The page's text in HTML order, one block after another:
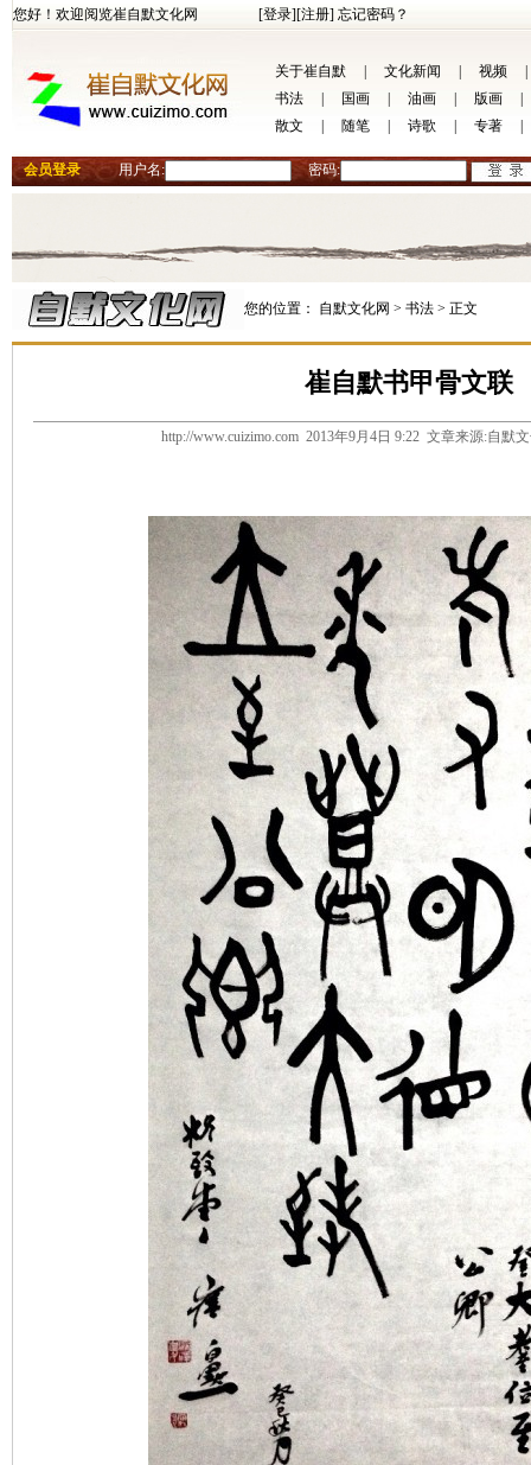
您好！欢迎阅览崔自默文化网 [登录][注册] 忘记密码？
关于崔自默 文化新闻 视频
书法
国画 油画 版画
散文
随笔 诗歌 专著
会员登录 用户名: 密码:
您的位置： 自默文化网 > 书法 > 正文
崔自默书甲骨文联
http://www.cuizimo.com 2013年9月4日 9:22 文章来源:自默